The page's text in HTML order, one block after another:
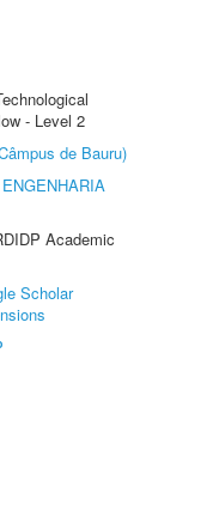
- Level 2
de Bauru)
Academic
Scholar